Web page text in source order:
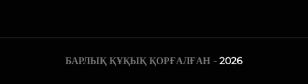
БАРЛЫҚ ҚҰҚЫҚ ҚОРҒАЛҒАН - 2026